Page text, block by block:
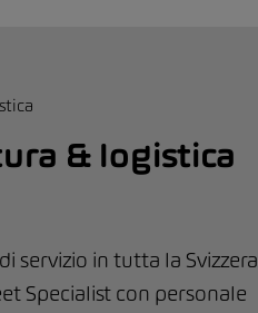
& logistica
servizio in tutta la Svizzera
Specialist con personale